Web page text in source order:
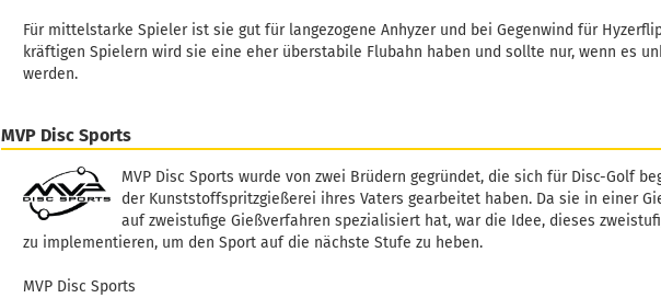
Für mittelstarke Spieler ist sie gut für langezogene Anhyzer und bei Gegenwind für
kräftigen Spielern wird sie eine eher überstabile Flubahn haben und sollte nur, wenn es
werden.
MVP Disc Sports
MVP Disc Sports wurde von zwei Brüdern gegründet, die sich für Disc-Golf
der Kunststoffspritzgießerei ihres Vaters gearbeitet haben. Da sie in einer
auf zweistufige Gießverfahren spezialisiert hat, war die Idee, dieses
zu implementieren, um den Sport auf die nächste Stufe zu heben.
MVP Disc Sports